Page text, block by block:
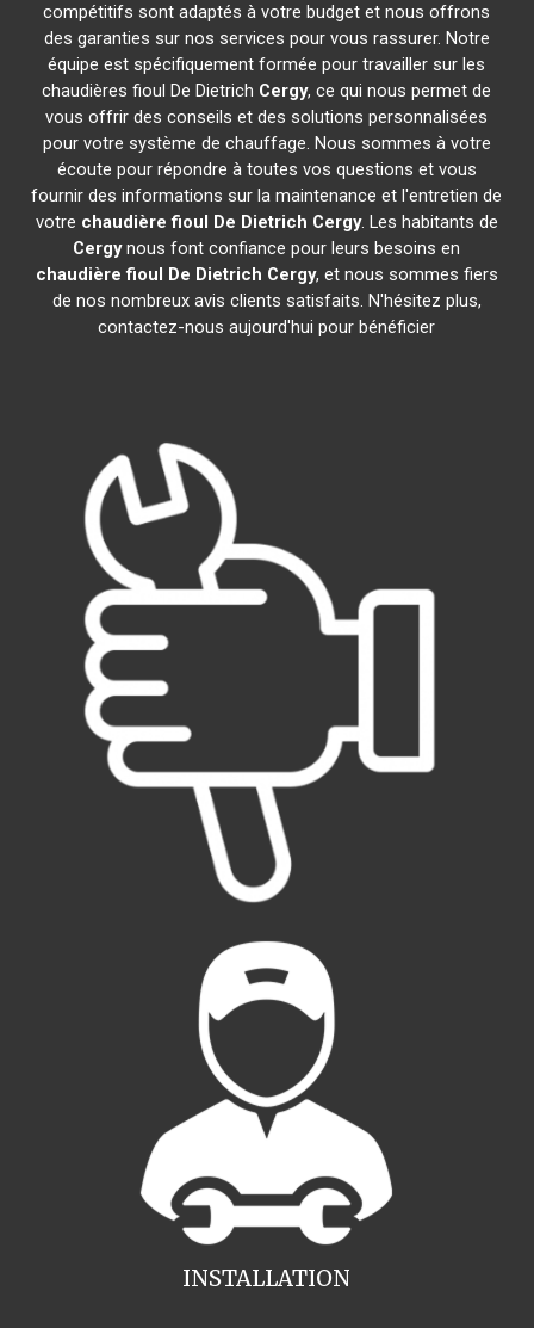
compétitifs sont adaptés à votre budget et nous offrons
des garanties sur nos services pour vous rassurer. Notre
équipe est spécifiquement formée pour travailler sur les
chaudières fioul De Dietrich Cergy, ce qui nous permet de
vous offrir des conseils et des solutions personnalisées
pour votre système de chauffage. Nous sommes à votre
écoute pour répondre à toutes vos questions et vous
fournir des informations sur la maintenance et l'entretien de
votre chaudière fioul De Dietrich Cergy. Les habitants de
Cergynous font confiance pour leurs besoins en
chaudière fioul De Dietrich Cergy, et nous sommes fiers
de nos nombreux avis clients satisfaits. N'hésitez plus,
contactez-nous aujourd'hui pour bénéficier
INSTALLATION